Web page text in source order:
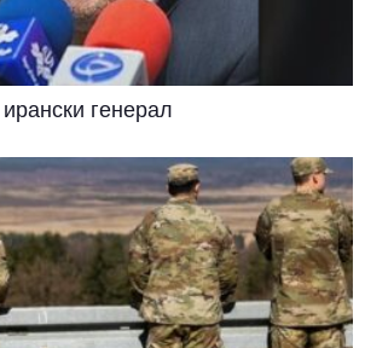
генерал